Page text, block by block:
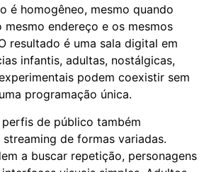
é homogêneo, mesmo quando
endereço e os mesmos
resultado é uma sala digital em
infantis, adultas, nostálgicas,
podem coexistir sem
programação única.
de público também
de formas variadas.
a buscar repetição, personagens